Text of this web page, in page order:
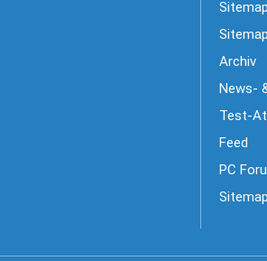
Sitemap
Archiv
News-
Test-
Feed
PC
Sitemap